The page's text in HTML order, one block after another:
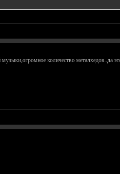
количество металхедов..да